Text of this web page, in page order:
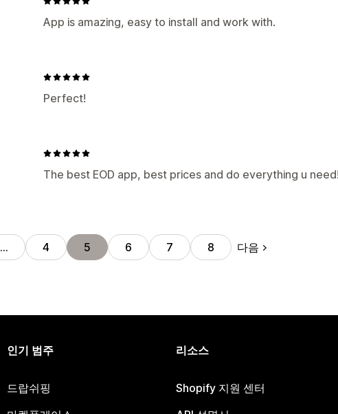
App is amazing, easy to install and work with.
Perfect!
The best EOD app, best prices and do everything u
… 4 5 6 7 8 다음
인기 범주
드랍쉬핑
리소스
Shopify 지원 센터